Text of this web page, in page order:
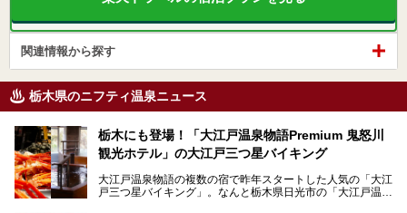
関連情報から探す
栃木県のニフティ温泉ニュース
栃木にも登場！「大江戸温泉物語Premium 鬼怒川
観光ホテル」の大江戸三つ星バイキング
大江戸温泉物語の複数の宿で昨年スタートした人気の「大江
戸三つ星バイキング」。なんと栃木県日光市の「大江戸温泉